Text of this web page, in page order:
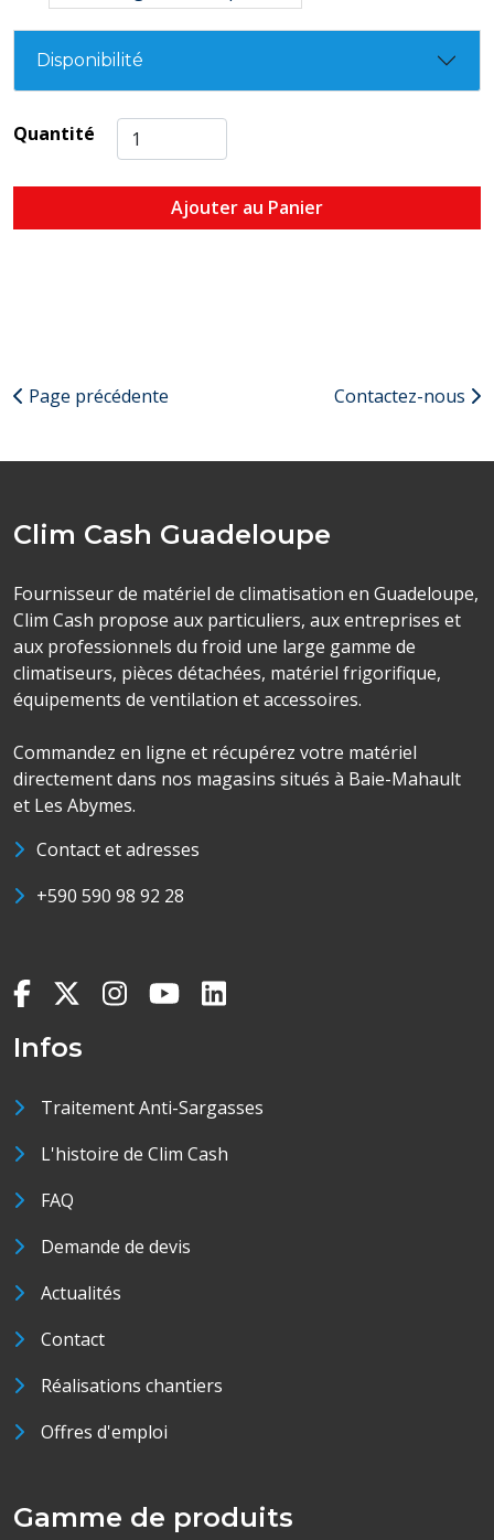
Disponibilité
Quantité
Ajouter au Panier
Page précédente Contactez-nous
Clim Cash Guadeloupe
Fournisseur de matériel de climatisation en Guadeloupe,
Clim Cash propose aux particuliers, aux entreprises et
aux professionnels du froid une large gamme de
climatiseurs, pièces détachées, matériel frigorifique,
équipements de ventilation et accessoires.
Commandez en ligne et récupérez votre matériel
directement dans nos magasins situés à Baie-Mahault
et Les Abymes.
Contact et adresses
+590 590 98 92 28
Infos
Traitement Anti-Sargasses
L'histoire de Clim Cash
FAQ
Demande de devis
Actualités
Contact
Réalisations chantiers
Offres d'emploi
Gamme de produits